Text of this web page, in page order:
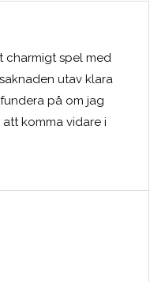
charmigt spel med
utav klara
på om jag
komma vidare i